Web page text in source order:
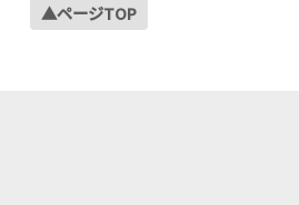
▲ページTOP